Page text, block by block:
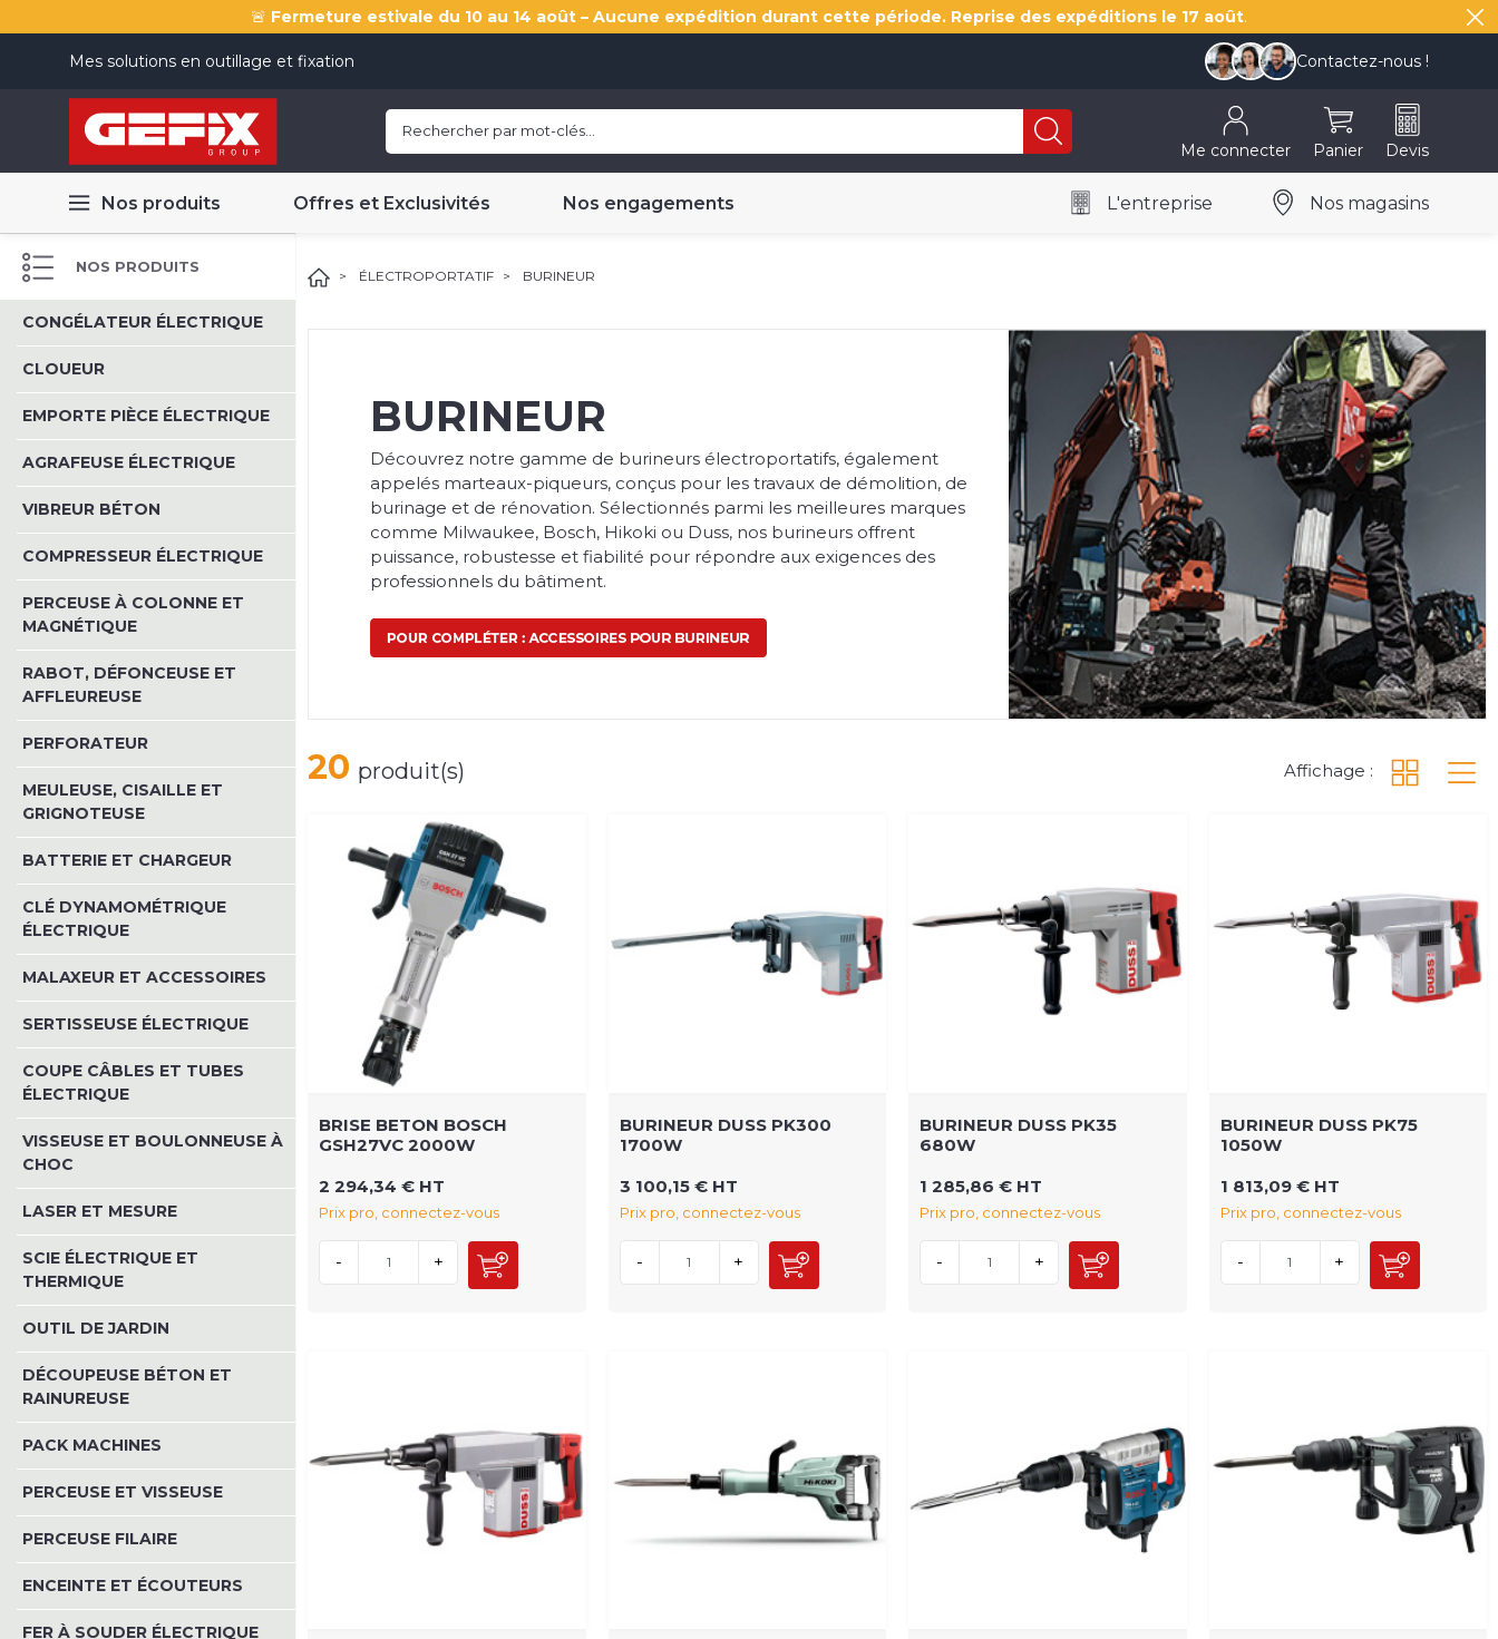
🚨 Fermeture estivale du 10 au 14 août – Aucune expédition durant cette période. Reprise des expéditions le 17 août.
Mes solutions en outillage et fixation Contactez-nous !
Me connecter Panier Devis
Nos produits Offres et Exclusivités Nos engagements L'entreprise Nos magasins
NOS PRODUITS
CONGÉLATEUR ÉLECTRIQUE
CLOUEUR
EMPORTE PIÈCE ÉLECTRIQUE
AGRAFEUSE ÉLECTRIQUE
VIBREUR BÉTON
COMPRESSEUR ÉLECTRIQUE
PERCEUSE À COLONNE ET
MAGNÉTIQUE
RABOT, DÉFONCEUSE ET
AFFLEUREUSE
PERFORATEUR
MEULEUSE, CISAILLE ET
GRIGNOTEUSE
BATTERIE ET CHARGEUR
CLÉ DYNAMOMÉTRIQUE
ÉLECTRIQUE
MALAXEUR ET ACCESSOIRES
SERTISSEUSE ÉLECTRIQUE
COUPE CÂBLES ET TUBES
ÉLECTRIQUE
VISSEUSE ET BOULONNEUSE À
CHOC
LASER ET MESURE
SCIE ÉLECTRIQUE ET
THERMIQUE
OUTIL DE JARDIN
DÉCOUPEUSE BÉTON ET
RAINUREUSE
PACK MACHINES
PERCEUSE ET VISSEUSE
PERCEUSE FILAIRE
ENCEINTE ET ÉCOUTEURS
FER À SOUDER ÉLECTRIQUE
ÉLECTROPORTATIF BURINEUR
BURINEUR
Découvrez notre gamme de burineurs électroportatifs, également
appelés marteaux-piqueurs, conçus pour les travaux de démolition, de
burinage et de rénovation. Sélectionnés parmi les meilleures marques
comme Milwaukee, Bosch, Hikoki ou Duss, nos burineurs offrent
puissance, robustesse et fiabilité pour répondre aux exigences des
professionnels du bâtiment.
20 produit(s) Affichage :
BRISE BETON BOSCH
GSH27VC 2000W
2 294,34 € HT
Prix pro, connectez-vous
- +
BURINEUR DUSS PK300
1700W
3 100,15 € HT
Prix pro, connectez-vous
- +
BURINEUR DUSS PK35
680W
1 285,86 € HT
Prix pro, connectez-vous
- +
BURINEUR DUSS PK75
1050W
1 813,09 € HT
Prix pro, connectez-vous
- +